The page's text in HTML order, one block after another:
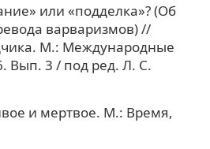
или «подделка»? (Об
варваризмов) //
М.: Международные
Вып. 3 / под ред. Л. С.
и мертвое. М.: Время,